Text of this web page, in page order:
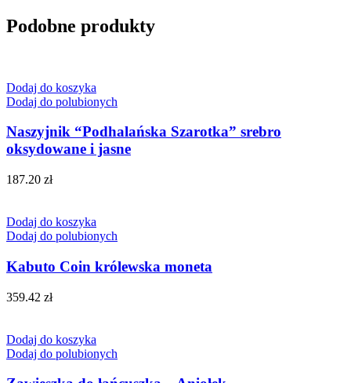
Podobne produkty
Dodaj do koszyka
Dodaj do polubionych
Naszyjnik “Podhalańska Szarotka” srebro
oksydowane i jasne
187.20 zł
Dodaj do koszyka
Dodaj do polubionych
Kabuto Coin królewska moneta
359.42 zł
Dodaj do koszyka
Dodaj do polubionych